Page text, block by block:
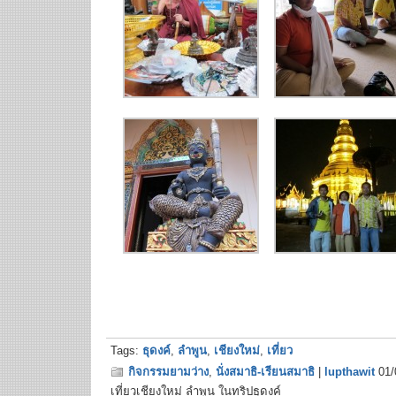
Tags: ธุดงค์, ลำพูน, เชียงใหม่, เที่ยว
กิจกรรมยามว่าง, นั่งสมาธิ-เรียนสมาธิ lupthawit01/
เที่ยวเชียงใหม่ ลำพูน ในทริปธุดงค์